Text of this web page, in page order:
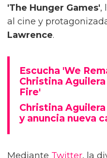
'The Hunger Games',
al cine y
Lawrence.
Escucha 'We
Christina
Fire'
Christina
y anuncia nueva
Mediante Twitter, la